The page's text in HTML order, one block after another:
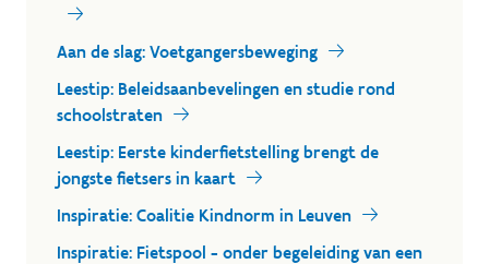
Aan de slag: Voetgangersbeweging
Leestip: Beleidsaanbevelingen en studie rond
schoolstraten
Leestip: Eerste kinderfietstelling brengt de
jongste fietsers in kaart
Inspiratie: Coalitie Kindnorm in Leuven
Inspiratie: Fietspool - onder begeleiding van een